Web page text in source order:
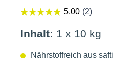
Inhalt: 1 x 10 kg
Nährstoffreich aus